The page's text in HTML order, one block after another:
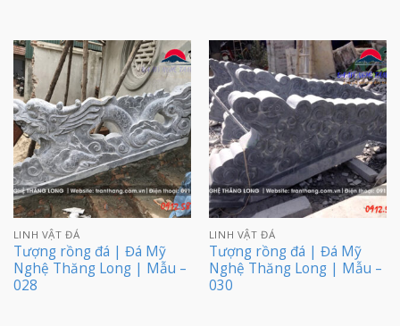
LINH VẬT ĐÁ
Tượng rồng đá | Đá Mỹ
Nghệ Thăng Long | Mẫu –
028
LINH VẬT ĐÁ
Tượng rồng đá | Đá Mỹ
Nghệ Thăng Long | Mẫu –
030